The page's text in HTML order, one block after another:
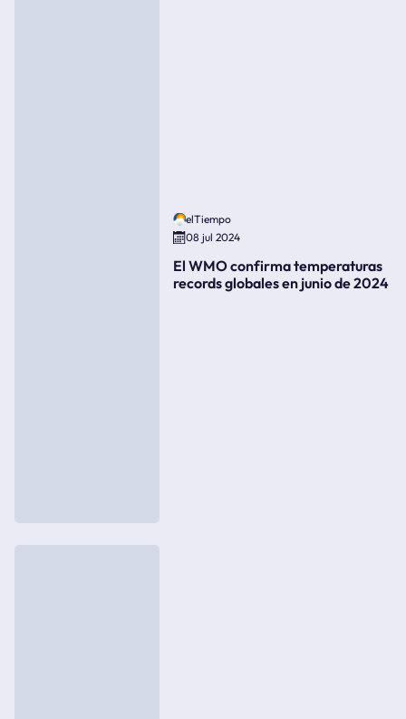
elTiempo
08 jul 2024
El WMO confirma temperaturas
records globales en junio de 2024